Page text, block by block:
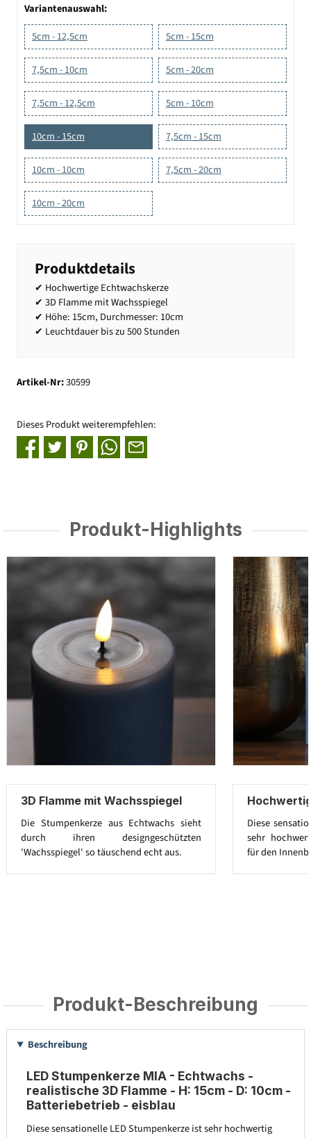
Variantenauswahl:
5cm - 12,5cm
5cm - 15cm
7,5cm - 10cm 5cm - 20cm
7,5cm - 12,5cm 5cm - 10cm
10cm - 15cm 7,5cm - 15cm
10cm - 10cm 7,5cm - 20cm
10cm - 20cm
Produktdetails
✔ Hochwertige Echtwachskerze
✔ 3D Flamme mit Wachsspiegel
✔ Höhe: 15cm, Durchmesser: 10cm
✔ Leuchtdauer bis zu 500 Stunden
Artikel-Nr:30599
Dieses Produkt weiterempfehlen:
Produkt-Highlights
3D Flamme mit Wachsspiegel
Die Stumpenkerze aus Echtwachs sieht
durch ihren designgeschützten
'Wachsspiegel' so täuschend echt aus.
Diese
sehr
für den
Produkt-Beschreibung
Beschreibung
LED Stumpenkerze MIA - Echtwachs -
realistische 3D Flamme - H: 15cm - D: 10cm -
Batteriebetrieb - eisblau
Diese sensationelle LED Stumpenkerze ist sehr hochwertig